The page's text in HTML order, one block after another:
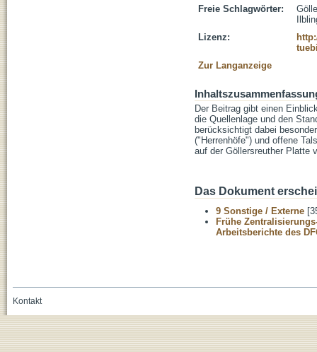
Freie Schlagwörter:
Lizenz:
Zur Langanzeige
Der Beitrag gibt einen
die Quellenlage und den
berücksichtigt dabei
("Herrenhöfe") und offene
auf der Göllersreuther Platte
Das Dokument
9 Sonstige / Externe
Frühe
Arbeitsberichte des
Kontakt